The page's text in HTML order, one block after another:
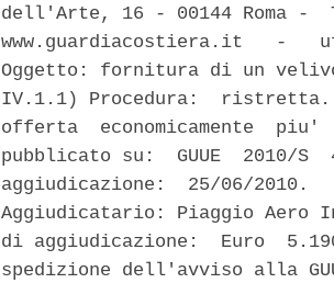
dell'Arte, 16 - 00144 Roma -
www.guardiacostiera.it   -
Oggetto: fornitura di un
IV.1.1) Procedura:
offerta  economicamente
pubblicato su:  GUUE  2010/
aggiudicazione:  25/06/
Aggiudicatario: Piaggio Aero
di aggiudicazione:  Euro
spedizione dell'avviso alla